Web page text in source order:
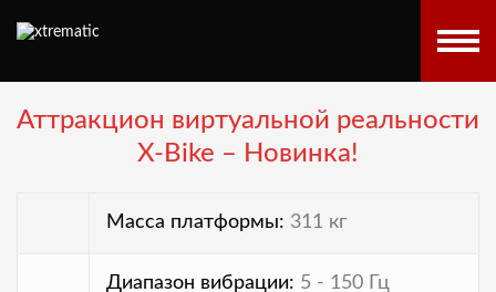
Аттракцион виртуальной реальности
X-Bike – Новинка!
Масса платформы: 311 кг
Диапазон вибрации: 5 - 150 Гц